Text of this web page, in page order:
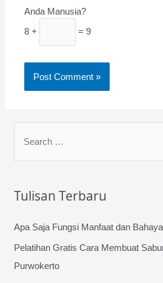
Anda Manusia?
8 +
= 9
c
h
Tulisan Terbaru
Apa Saja Fungsi Manfaat dan
Pelatihan Gratis Cara Membuat
Purwokerto